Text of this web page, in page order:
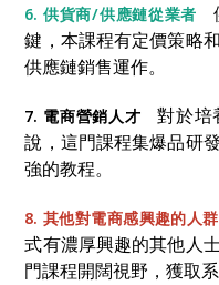
6. 供貨商/供應鏈從業者
鍵，本課程有定價策略
供應鏈銷售運作。
7. 電商營銷人才對於培
說，這門課程集爆品研
強的教程。
8. 其他對電商感興趣的
式有濃厚興趣的其他人
門課程開闊視野，獲取